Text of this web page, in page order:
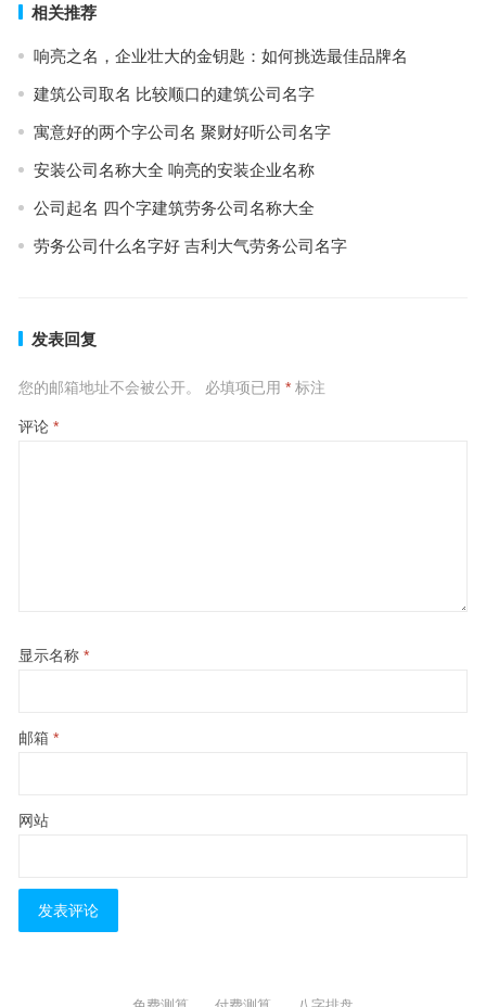
相关推荐
响亮之名，企业壮大的金钥匙：如何挑选最佳品牌名
建筑公司取名 比较顺口的建筑公司名字
寓意好的两个字公司名 聚财好听公司名字
安装公司名称大全 响亮的安装企业名称
公司起名 四个字建筑劳务公司名称大全
劳务公司什么名字好 吉利大气劳务公司名字
发表回复
您的邮箱地址不会被公开。 必填项已用 *标注
评论 *
显示名称 *
邮箱 *
网站